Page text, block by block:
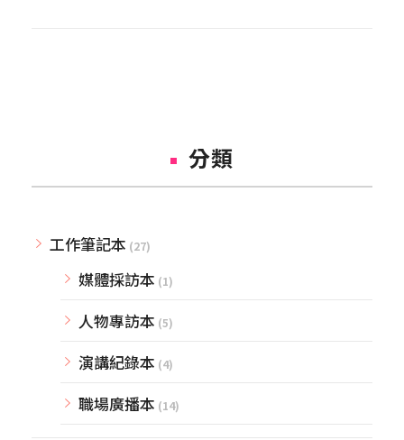
分類
工作筆記本 (27)
媒體採訪本 (1)
人物專訪本 (5)
演講紀錄本 (4)
職場廣播本 (14)